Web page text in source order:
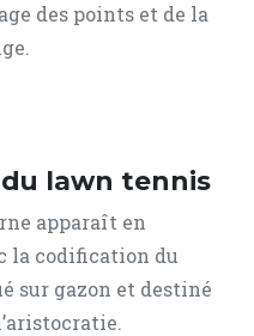
des points et de la
du lawn tennis
apparaît en
la codification du
sur gazon et destiné